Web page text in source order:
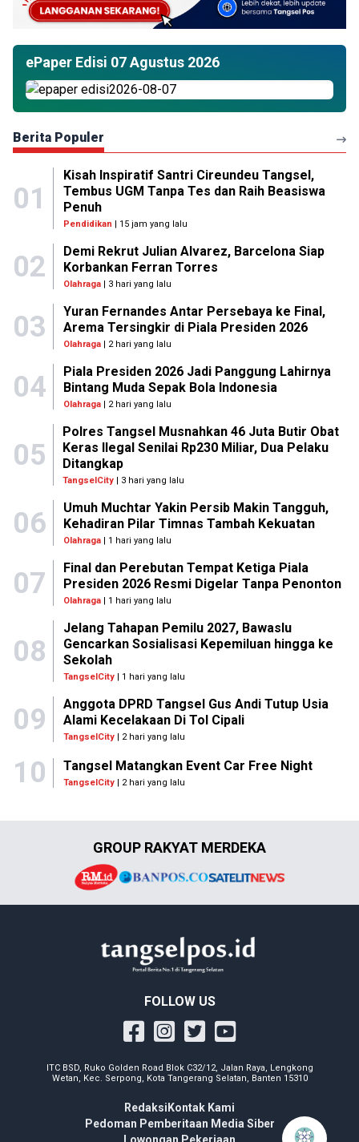
ePaper Edisi 07 Agustus 2026
Berita Populer
01
Kisah Inspiratif Santri Cireundeu Tangsel,
Tembus UGM Tanpa Tes dan Raih Beasiswa
Penuh
Pendidikan | 15 jam yang lalu
02
Demi Rekrut Julian Alvarez, Barcelona Siap
Korbankan Ferran Torres
Olahraga| 3 hari yang lalu
03
Yuran Fernandes Antar Persebaya ke Final,
Arema Tersingkir di Piala Presiden 2026
Olahraga| 2 hari yang lalu
04
Piala Presiden 2026 Jadi Panggung Lahirnya
Bintang Muda Sepak Bola Indonesia
Olahraga| 2 hari yang lalu
05
Polres Tangsel Musnahkan 46 Juta Butir Obat
Keras Ilegal Senilai Rp230 Miliar, Dua Pelaku
Ditangkap
TangselCity | 3 hari yang lalu
06
Umuh Muchtar Yakin Persib Makin Tangguh,
Kehadiran Pilar Timnas Tambah Kekuatan
Olahraga| 1 hari yang lalu
07
Final dan Perebutan Tempat Ketiga Piala
Presiden 2026 Resmi Digelar Tanpa Penonton
Olahraga| 1 hari yang lalu
08
Jelang Tahapan Pemilu 2027, Bawaslu
Gencarkan Sosialisasi Kepemiluan hingga ke
Sekolah
TangselCity| 1 hari yang lalu
09
Anggota DPRD Tangsel Gus Andi Tutup Usia
Alami Kecelakaan Di Tol Cipali
TangselCity| 2 hari yang lalu
10 Tangsel Matangkan Event Car Free Night
TangselCity | 2 hari yang lalu
GROUP RAKYAT MERDEKA
FOLLOW US
ITC BSD, Ruko Golden Road Blok C32/12, Jalan Raya, Lengkong
Wetan, Kec. Serpong, Kota Tangerang Selatan, Banten 15310
Redaksi Kontak Kami
Pedoman Pemberitaan Media Siber